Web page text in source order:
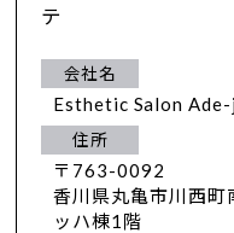
テ
会社名
Esthetic Salon
住所
〒763-0092
香川県丸亀市川西
ッハ棟1階